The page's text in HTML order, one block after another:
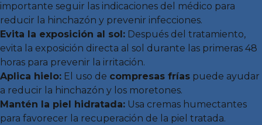
importante seguir las indicaciones del médico para
reducir la hinchazón y prevenir infecciones.
Evita la exposición al sol: Después del tratamiento,
evita la exposición directa al sol durante las primeras 48
horas para prevenir la irritación.
Aplica hielo: El uso de compresas frías puede ayudar
a reducir la hinchazón y los moretones.
Mantén la piel hidratada: Usa cremas humectantes
para favorecer la recuperación de la piel tratada.